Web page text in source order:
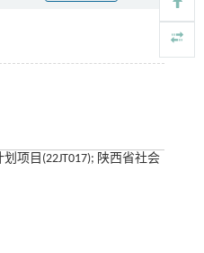
项目(22JT017); 陕西省社会